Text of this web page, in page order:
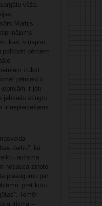
vēža
Martijs
kas, viņaprāt,
palīdzēt bērniem
trūkst
pētnieki ir
ir ļoti
jebkādu stingru
ir nepieciešams
darbu”, lai
autisma
nosauca ziņoto
pieaugumu par
pret kuru
Tomēr
autisma –